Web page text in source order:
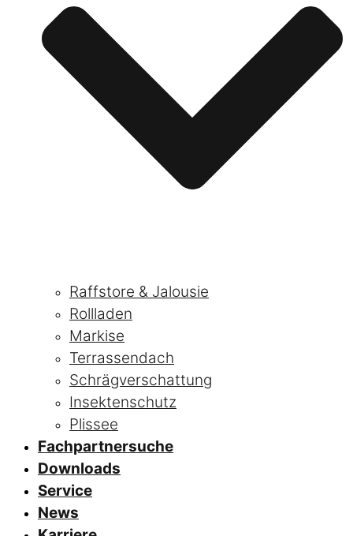
Raffstore & Jalousie
Rollladen
Markise
Terrassendach
Schrägverschattung
Insektenschutz
Plissee
Fachpartnersuche
Downloads
Service
News